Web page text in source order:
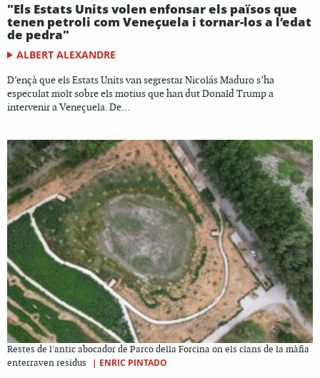
"Els Estats Units volen enfonsar els països que
tenen petroli com Veneçuela i tornar-los a l’edat
de pedra"
ALBERT ALEXANDRE
D’ençà que els Estats Units van segrestar Nicolás Maduro s’ha
especulat molt sobre els motius que han dut Donald Trump a
intervenir a Veneçuela. De...
Restes de l'antic abocador de Parco della Forcina on els clans de la màfia
enterraven residus
| ENRIC PINTADO